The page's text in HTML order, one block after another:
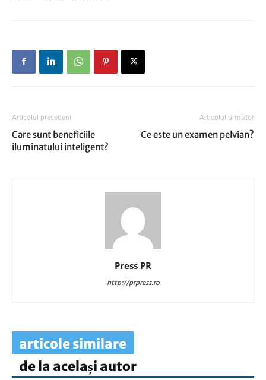
Articolul precedent
Care sunt beneficiile
iluminatului inteligent?
Articolul următor
Ce este un examen pelvian?
Press PR
http://prpress.ro
articole similare
de la același autor